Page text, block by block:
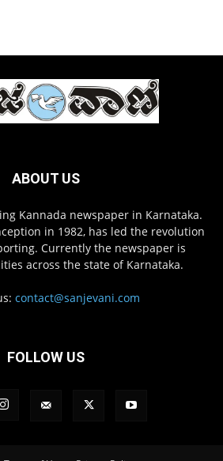
ABOUT US
Kannada newspaper in Karnataka.
in 1982, has led the revolution
Currently the newspaper is
across the state of Karnataka.
contact@sanjevani.com
FOLLOW US